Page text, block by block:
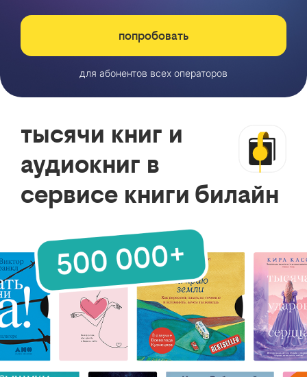
попробовать
для абонентов всех операторов
тысячи книг и
аудиокниг в
сервисе книги билайн